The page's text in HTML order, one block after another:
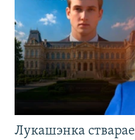
Лукашэнка